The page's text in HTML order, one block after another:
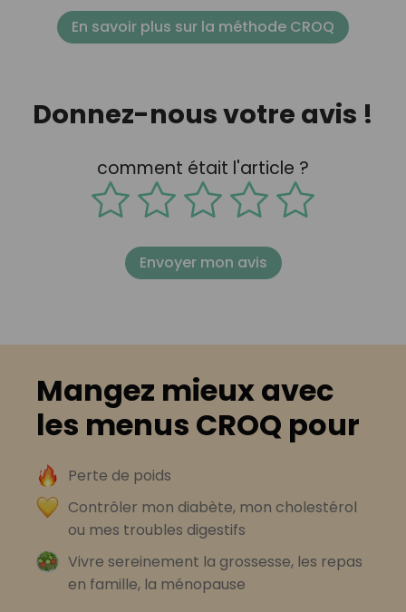
En savoir plus sur la méthode CROQ
Donnez-nous votre avis !
comment était l'article ?
Envoyer mon avis
Mangez mieux avec
les menus CROQ pour
Perte de poids
Contrôler mon diabète, mon cholestérol
ou mes troubles digestifs
Vivre sereinement la grossesse, les repas
en famille, la ménopause